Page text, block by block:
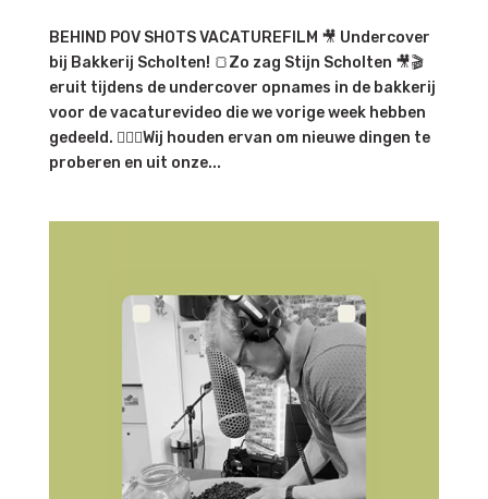
BEHIND POV SHOTS VACATUREFILM 🎥 Undercover
bij Bakkerij Scholten! 🍞Zo zag Stijn Scholten 🎥🎬
eruit tijdens de undercover opnames in de bakkerij
voor de vacaturevideo die we vorige week hebben
gedeeld. 🕵️‍♂️✨Wij houden ervan om nieuwe dingen te
proberen en uit onze...